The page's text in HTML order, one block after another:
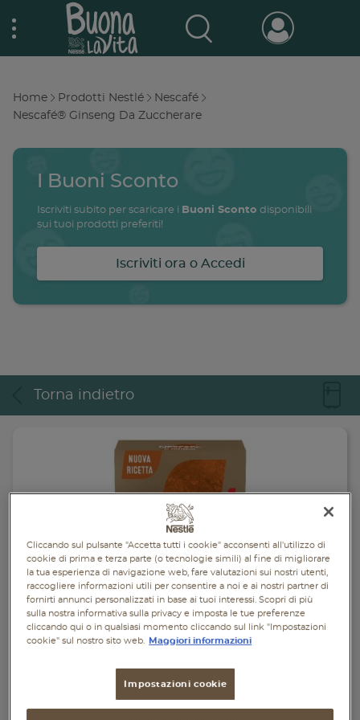
to
Nestlé Buona la vita
navigation
Buono a sapersi
Ricette
Primi piatti
Piatti unici
Dolci
Senza glutine
Buoni sconto
Breadcrumb
Home Prodotti Nestlé
Nescafé
Nescafé® Ginseng Da Zuccherare
I Buoni Sconto
Iscriviti subito per scaricare i Buoni Sconto disponibili
sui tuoi prodotti preferiti!
Iscriviti ora o Accedi
Torna indietro
Cliccando sul pulsante "Accetta tutti i cookie" acconsenti all'utilizzo di
cookie di prima e terza parte (o tecnologie simili) al fine di migliorare
la tua esperienza di navigazione web, fare valutazioni sui nostri utenti,
raccogliere informazioni utili per consentire a noi e ai nostri partner di
fornirti annunci personalizzati in base ai tuoi interessi. Scopri di più
sulla nostra informativa sulla privacy e imposta le tue preferenze
cliccando qui o in qualsiasi momento cliccando sul link "Impostazioni
cookie" sul nostro sito web.
Maggiori informazioni
Impostazioni cookie